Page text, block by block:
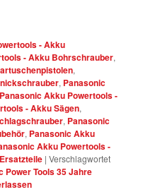
- Akku
- Akku Bohrschrauber,
,
, Panasonic
Panasonic Akku Powertools -
- Akku Sägen,
, Panasonic
, Panasonic Akku
Akku Powertools -
|Verschlagwortet
Power Tools 35 Jahre